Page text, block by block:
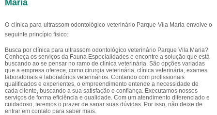
Maria
O clínica para ultrassom odontológico veterinário Parque Vila Maria envolve o
seguinte princípio físico:
Busca por clínica para ultrassom odontológico veterinário Parque Vila Maria?
Conheça os serviços da Fauna Especialidades e encontre a solução que está
buscando ao se pensar no ramo de clínica veterinária. São opções variadas
que a empresa oferece, como cirurgia veterinária, clínica veterinária, exames
laboratoriais e laboratórios veterinários. Contando com profissionais
qualificados e experientes, o empreendimento entende a necessidade de
cada cliente, buscando a sua satisfação e confiança. Executamos nossos
serviços de forma eficiência e qualidade. Com um atendimento diferenciado e
cuidadoso, teremos o prazer de sanar suas dúvidas. Por isso, não deixe de
entrar em contato para saber mais.